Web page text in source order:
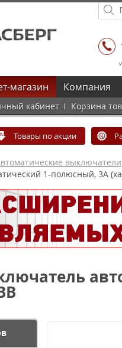
магазин
кабинет Корзина
Компания
Товары по акции
выключатели
1-полюсный, 3A